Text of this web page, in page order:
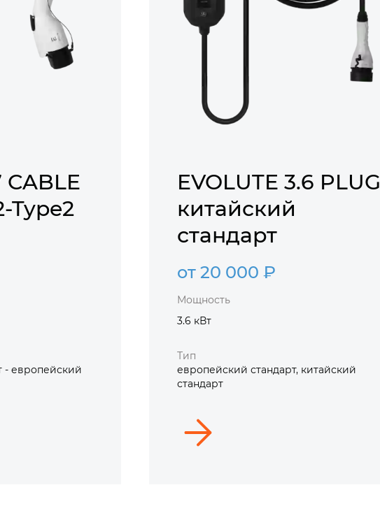
CABLE
Type2
- европейский
EVOLUTE 3.6 PLUG
китайский
стандарт
от 20 000 ₽
Мощность
3.6 кВт
Тип
европейский стандарт, китайский
стандарт